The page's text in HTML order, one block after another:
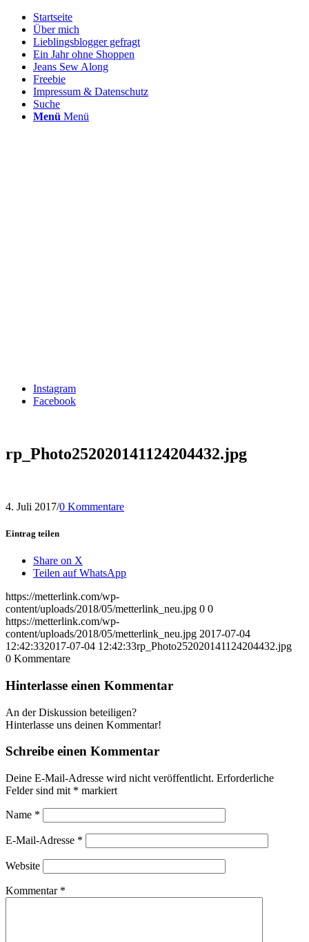
Startseite
Über mich
Lieblingsblogger gefragt
Ein Jahr ohne Shoppen
Jeans Sew Along
Freebie
Impressum & Datenschutz
Suche
Menü Menü
Instagram
Facebook
rp_Photo252020141124204432.jpg
4. Juli 2017/0 Kommentare
Eintrag teilen
Share on X
Teilen auf WhatsApp
https://metterlink.com/wp-
content/uploads/2018/05/metterlink_neu.jpg 0 0
https://metterlink.com/wp-
content/uploads/2018/05/metterlink_neu.jpg 2017-07-04
12:42:332017-07-04 12:42:33rp_Photo252020141124204432.jpg
0 Kommentare
Hinterlasse einen Kommentar
An der Diskussion beteiligen?
Hinterlasse uns deinen Kommentar!
Schreibe einen Kommentar
Deine E-Mail-Adresse wird nicht veröffentlicht. Erforderliche
Felder sind mit * markiert
Name *
E-Mail-Adresse *
Website
Kommentar *